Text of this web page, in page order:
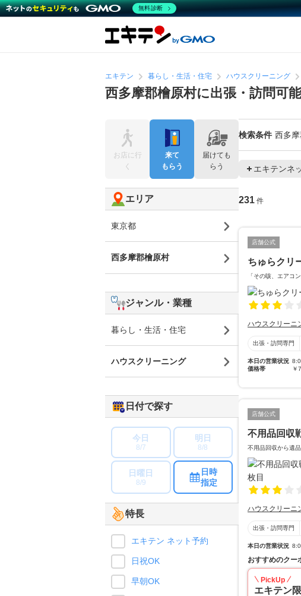
エキテン 暮らし・生活・住宅 ハウスクリーニング
西多摩郡檜原村に出張・訪問可
検索条件 西多
エキテンネ
231 件
店舗公式
ちゅらクリ
「その咳、エアコ
ハウスクリーニ
出張・訪問専門
本日の営業状況
価格帯
￥
店舗公式
不用品回収
不用品回収から遺
ハウスクリーニ
出張・訪問専門
本日の営業状況
おすすめのクー
PickUp
エキテン
お店に行
く
来て
もらう
届けても
らう
エリア
東京都
西多摩郡檜原村
ジャンル・業種
暮らし・生活・住宅
ハウスクリーニング
日付で探す
今日
8/7
明日
8/8
日曜日
8/9
日時
指定
特長
エキテン ネット予約
日祝OK
早朝OK
無料診断